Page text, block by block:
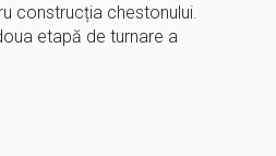
construcția chestonului.
etapă de turnare a